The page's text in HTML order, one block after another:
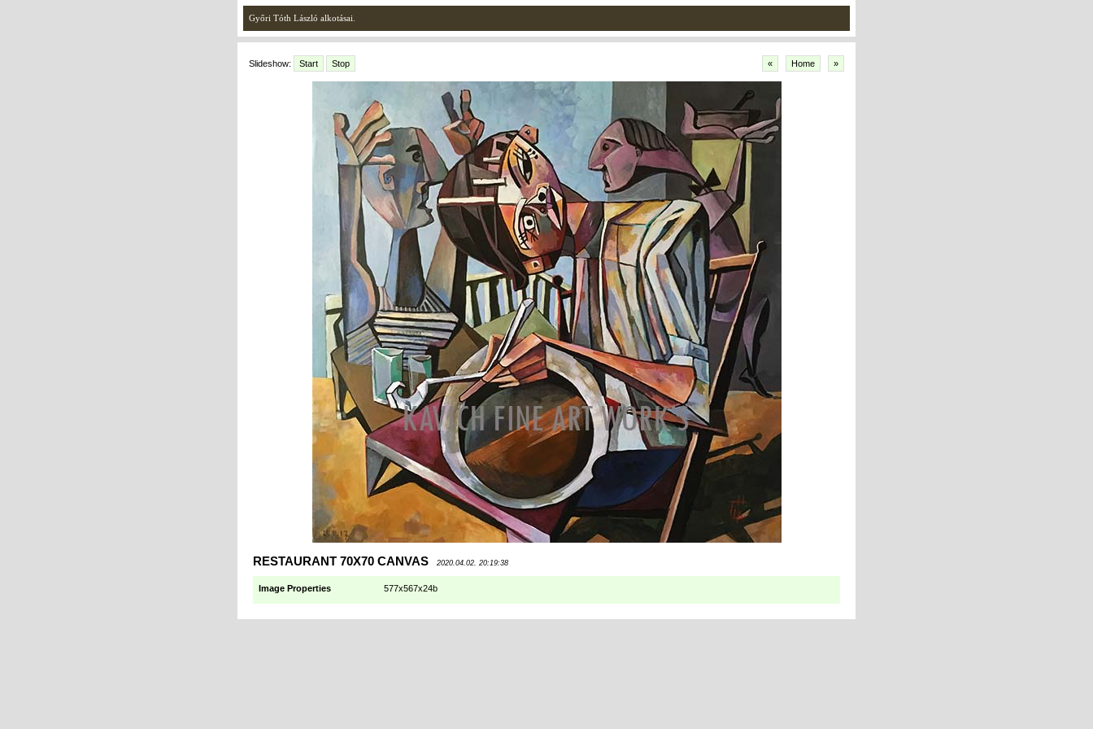
Győri Tóth László alkotásai.
Slideshow: Start Stop « Home »
RESTAURANT 70X70 CANVAS 2020.04.02. 20:19:38
Image Properties 577x567x24b